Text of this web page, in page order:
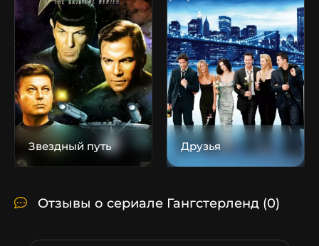
Звездный путь Друзья
Отзывы о сериале Гангстерленд (0)